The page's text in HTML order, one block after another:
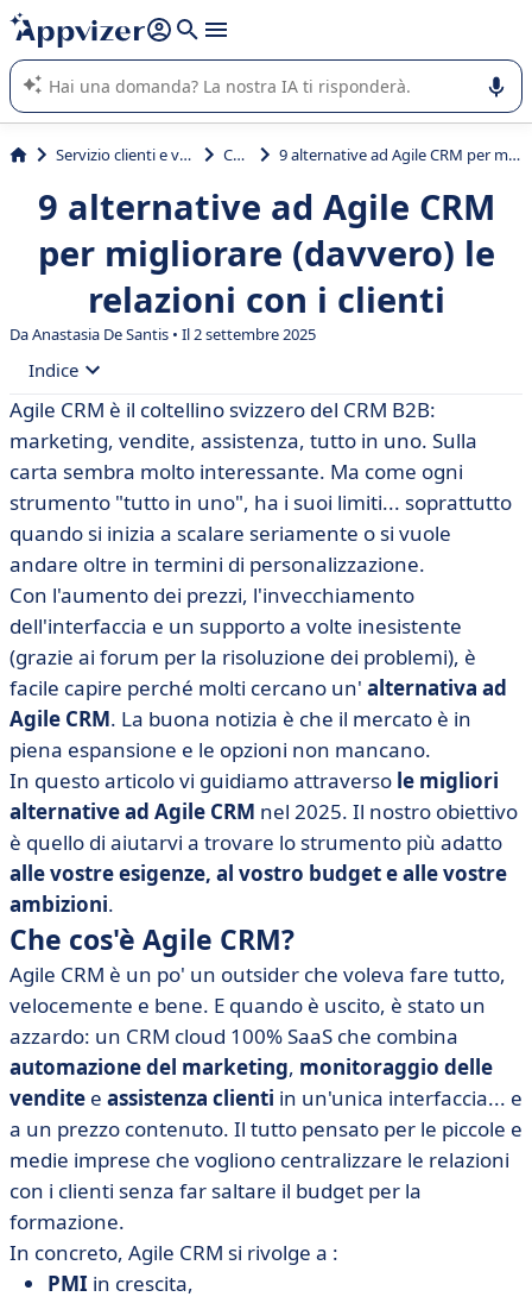
righe con
shift + enter
L'IA di Appvizer vi guida nell'utilizzo o nella scelta di un
software SaaS per la vostra azienda.
Servizio clienti e vendite CRM 9 alternative ad Agile CRM per migliorare (davvero) le relazioni con i clienti
9 alternative ad Agile CRM
per migliorare (davvero) le
relazioni con i clienti
Da Anastasia De Santis • Il 2 settembre 2025
Indice
• Che cos'è Agile CRM?
• Tabella comparativa delle 9 migliori alternative ad
Agile CRM
• La nostra selezione di alternative a Agile CRM
• Tabella riassuntiva: focus sulle funzionalità delle
alternative ad Agile CRM
• Come si sceglie il software CRM?
• Conclusione
Agile CRM è il coltellino svizzero del CRM B2B:
marketing, vendite, assistenza, tutto in uno. Sulla
carta sembra molto interessante. Ma come ogni
strumento "tutto in uno", ha i suoi limiti... soprattutto
quando si inizia a scalare seriamente o si vuole
andare oltre in termini di personalizzazione.
Con l'aumento dei prezzi, l'invecchiamento
dell'interfaccia e un supporto a volte inesistente
(grazie ai forum per la risoluzione dei problemi), è
facile capire perché molti cercano un' alternativa ad
Agile CRM. La buona notizia è che il mercato è in
piena espansione e le opzioni non mancano.
In questo articolo vi guidiamo attraverso le migliori
alternative ad Agile CRM nel 2025. Il nostro obiettivo
è quello di aiutarvi a trovare lo strumento più adatto
alle vostre esigenze, al vostro budget e alle vostre
ambizioni.
Che cos'è Agile CRM?
Agile CRM è un po' un outsider che voleva fare tutto,
velocemente e bene. E quando è uscito, è stato un
azzardo: un CRM cloud 100% SaaS che combina
automazione del marketing, monitoraggio delle
vendite e assistenza clienti in un'unica interfaccia... e
a un prezzo contenuto. Il tutto pensato per le piccole e
medie imprese che vogliono centralizzare le relazioni
con i clienti senza far saltare il budget per la
formazione.
In concreto, Agile CRM si rivolge a :
PMI in crescita,